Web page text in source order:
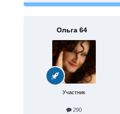
Ольга 64
Участник
290